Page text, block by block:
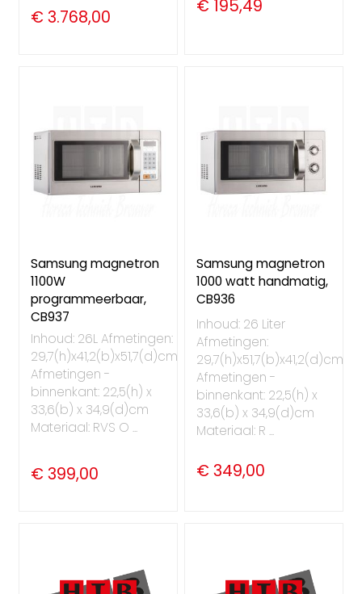
€ 3.768,00 € 195,49
Samsung magnetron
1100W
programmeerbaar,
CB937
Inhoud: 26L Afmetingen:
29,7(h)x41,2(b)x51,7(d)cm
Afmetingen -
binnenkant: 22,5(h) x
33,6(b) x 34,9(d)cm
Materiaal: RVS O ...
€ 399,00
Samsung magnetron
1000 watt handmatig,
CB936
Inhoud: 26 Liter
Afmetingen:
29,7(h)x51,7(b)x41,2(d)cm
Afmetingen -
binnenkant: 22,5(h) x
33,6(b) x 34,9(d)cm
Materiaal: R ...
€ 349,00